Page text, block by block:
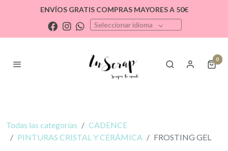
ENVÍOS GRATIS COMPRAS MAYORES A 50€
Seleccionar idioma
0
Todas las categorías
CADENCE
PINTURAS CRISTAL Y CERÁMICA
FROSTING GEL